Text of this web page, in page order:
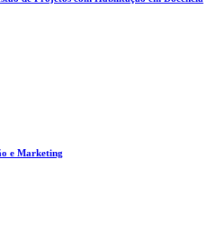
e Marketing